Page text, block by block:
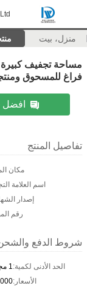
منزل، بيت
مساحة تجفيف
فراغ للمسحوق
افضل
تفاصيل المنتج
مكان
اسم العلامة
إصدار
رقم
شروط الدفع
الحد الأدنى لكمية:1 مجموعة
الأسعار:to 200000 USD